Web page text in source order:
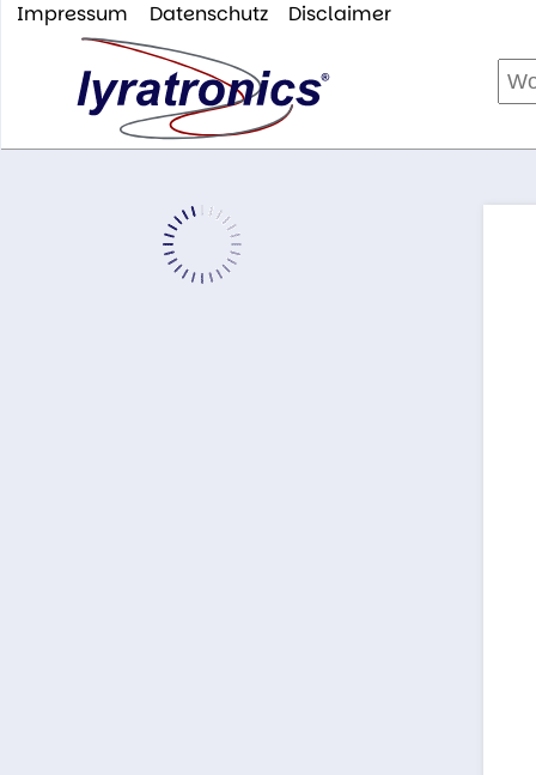
Impressum Datenschutz Disclaimer